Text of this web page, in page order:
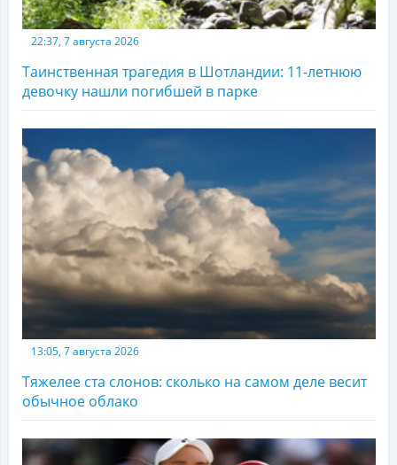
22:37, 7 августа 2026
Таинственная трагедия в Шотландии: 11-летнюю
девочку нашли погибшей в парке
13:05, 7 августа 2026
Тяжелее ста слонов: сколько на самом деле весит
обычное облако